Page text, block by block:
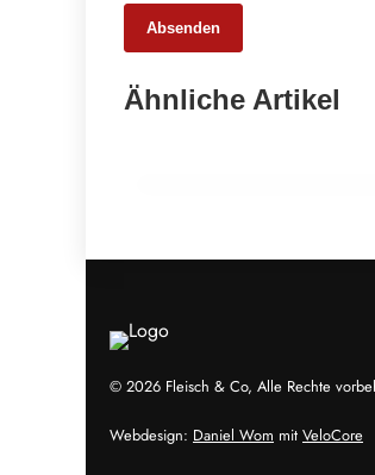
Absenden
Ähnliche Artikel
Weniger Tiere, mehr
© 2026 Fleisch & Co, Alle Rechte
Webdesign: Daniel Wom mit VeloCore